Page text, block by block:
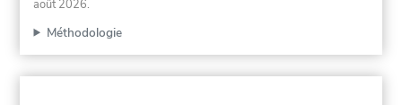
août 2026.
Méthodologie